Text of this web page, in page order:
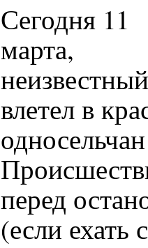
Сегодня 11
марта,
неизвестный
влетел в
перед
(если ехать